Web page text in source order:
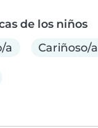
de los niños
a
Cariñoso/a